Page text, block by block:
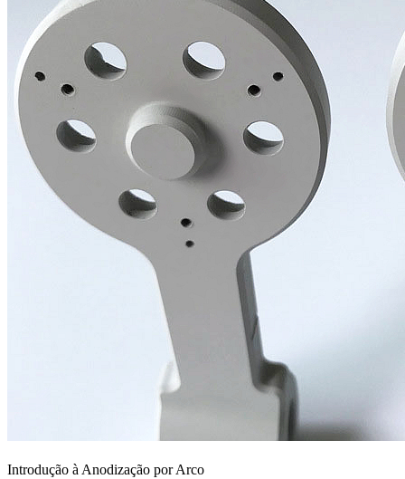
Introdução à Anodização por Arco